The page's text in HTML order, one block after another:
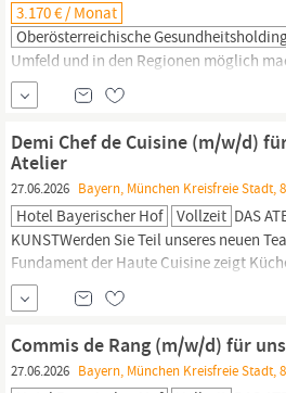
3.170 € / Monat
Oberösterreichische
Umfeld und in den Regionen möglich
Gschwendt(Neuhofen an der Krems)
Behindertenarbeit
Befristung: Dauerstelle Einstufung: LD
LD 17 (€ 3.170,00 zzgl. Anrechnung
Eintrittsdatum:
Demi Chef de Cuisine (m/w/d)
Atelier
27.06.2026 Bayern, München Kreisfreie Stadt,
Hotel Bayerischer Hof Vollzeit DAS
KUNSTWerden Sie Teil unseres neuen
Fundament der Haute Cuisine zeigt
Gschwendtner seit August 2021, dass
zum Kunstwerk wird. Mit seiner
französischen Küche, erweitert durch
Zutaten,
Commis de Rang (m/w/d) für
27.06.2026 Bayern, München Kreisfreie Stadt,